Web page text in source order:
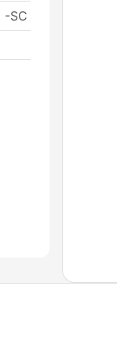
-SC